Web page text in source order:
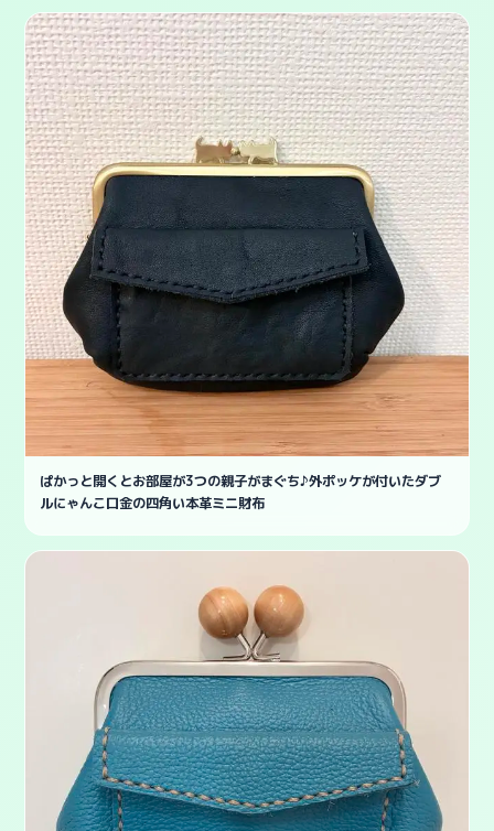
ぱかっと開くとお部屋が3つの親子がまぐち♪外ポッケが付いたダブ
ルにゃんこ口金の四角い本革ミニ財布